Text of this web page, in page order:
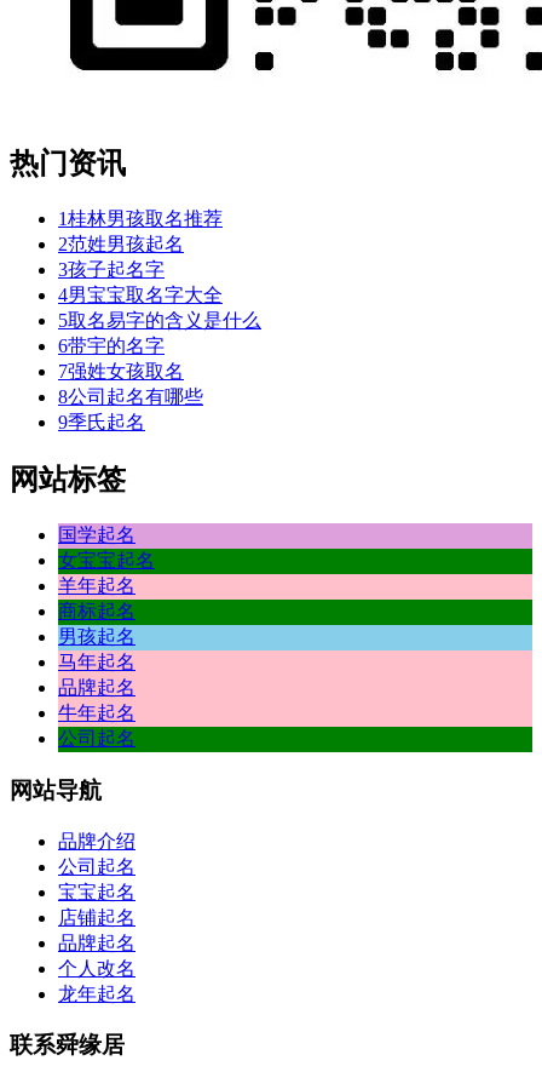
热门资讯
1桂林男孩取名推荐
2范姓男孩起名
3孩子起名字
4男宝宝取名字大全
5取名易字的含义是什么
6带宇的名字
7强姓女孩取名
8公司起名有哪些
9季氏起名
网站标签
国学起名
女宝宝起名
羊年起名
商标起名
男孩起名
马年起名
品牌起名
牛年起名
公司起名
网站导航
品牌介绍
公司起名
宝宝起名
店铺起名
品牌起名
个人改名
龙年起名
联系舜缘居